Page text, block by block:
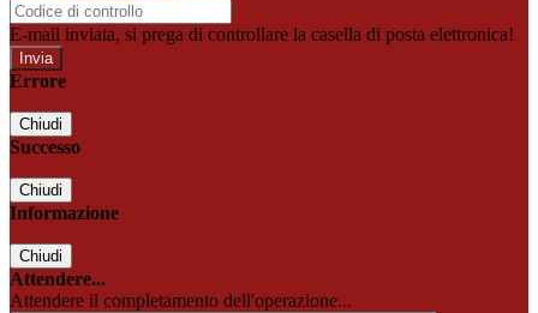
E-mail inviata, si prega di controllare la casella di posta elettronica!
Errore
Chiudi
Successo
Chiudi
Informazione
Chiudi
Attendere...
Attendere il completamento dell'operazione...